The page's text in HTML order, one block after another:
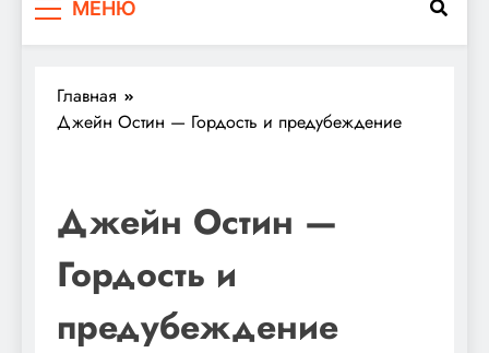
МЕНЮ
Главная
Джейн Остин — Гордость и предубеждение
Джейн Остин —
Гордость и
предубеждение